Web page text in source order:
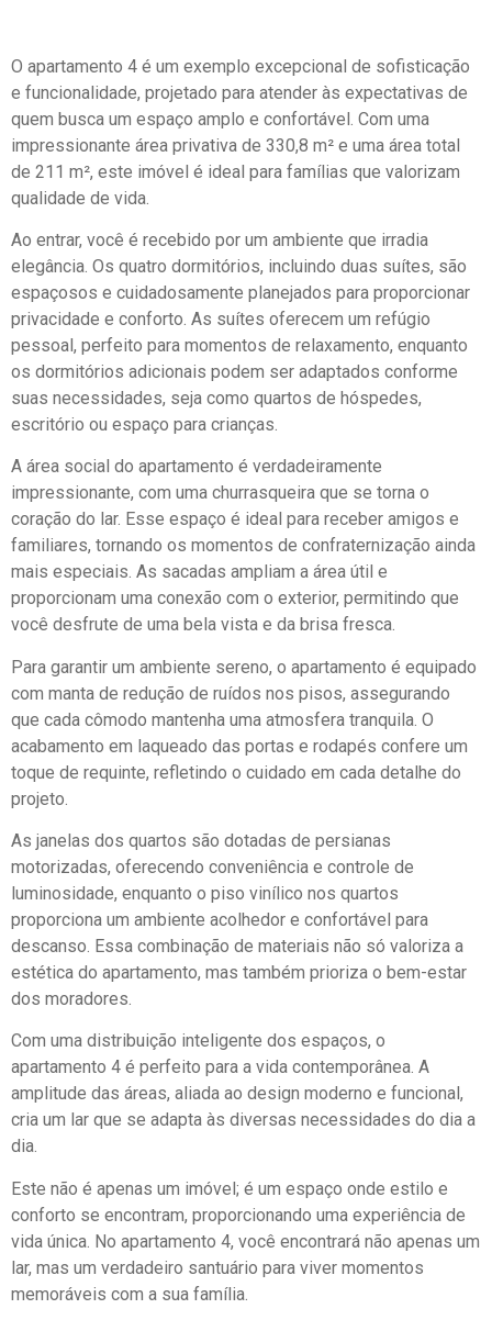
O apartamento 4 é um exemplo excepcional de sofisticação
e funcionalidade, projetado para atender às expectativas de
quem busca um espaço amplo e confortável. Com uma
impressionante área privativa de 330,8 m² e uma área total
de 211 m², este imóvel é ideal para famílias que valorizam
qualidade de vida.
Ao entrar, você é recebido por um ambiente que irradia
elegância. Os quatro dormitórios, incluindo duas suítes, são
espaçosos e cuidadosamente planejados para proporcionar
privacidade e conforto. As suítes oferecem um refúgio
pessoal, perfeito para momentos de relaxamento, enquanto
os dormitórios adicionais podem ser adaptados conforme
suas necessidades, seja como quartos de hóspedes,
escritório ou espaço para crianças.
A área social do apartamento é verdadeiramente
impressionante, com uma churrasqueira que se torna o
coração do lar. Esse espaço é ideal para receber amigos e
familiares, tornando os momentos de confraternização ainda
mais especiais. As sacadas ampliam a área útil e
proporcionam uma conexão com o exterior, permitindo que
você desfrute de uma bela vista e da brisa fresca.
Para garantir um ambiente sereno, o apartamento é equipado
com manta de redução de ruídos nos pisos, assegurando
que cada cômodo mantenha uma atmosfera tranquila. O
acabamento em laqueado das portas e rodapés confere um
toque de requinte, refletindo o cuidado em cada detalhe do
projeto.
As janelas dos quartos são dotadas de persianas
motorizadas, oferecendo conveniência e controle de
luminosidade, enquanto o piso vinílico nos quartos
proporciona um ambiente acolhedor e confortável para
descanso. Essa combinação de materiais não só valoriza a
estética do apartamento, mas também prioriza o bem-estar
dos moradores.
Com uma distribuição inteligente dos espaços, o
apartamento 4 é perfeito para a vida contemporânea. A
amplitude das áreas, aliada ao design moderno e funcional,
cria um lar que se adapta às diversas necessidades do dia a
dia.
Este não é apenas um imóvel; é um espaço onde estilo e
conforto se encontram, proporcionando uma experiência de
vida única. No apartamento 4, você encontrará não apenas um
lar, mas um verdadeiro santuário para viver momentos
memoráveis com a sua família.